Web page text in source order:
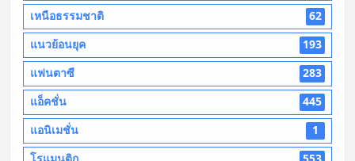
เหนือธรรมชาติ
62
แนวย้อนยุค
193
แฟนตาซี
283
แอ็คชั่น
445
แอนิเมชั่น
1